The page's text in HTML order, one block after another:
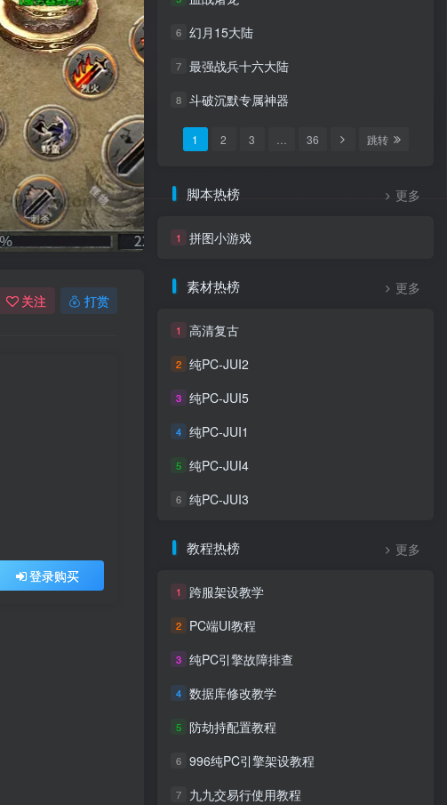
关注 打赏
登录购买
6 幻月15大陆
7 最强战兵十六大陆
8 斗破沉默专属神器
1 2 3 36 跳转
脚本热榜 更多
1 拼图小游戏
素材热榜 更多
1 高清复古
2 纯PC-JUI2
3 纯PC-JUI5
4 纯PC-JUI1
5 纯PC-JUI4
6 纯PC-JUI3
教程热榜 更多
1 跨服架设教学
2 PC端UI教程
3 纯PC引擎故障排查
4 数据库修改教学
5 防劫持配置教程
6 996纯PC引擎架设教程
7 九九交易行使用教程